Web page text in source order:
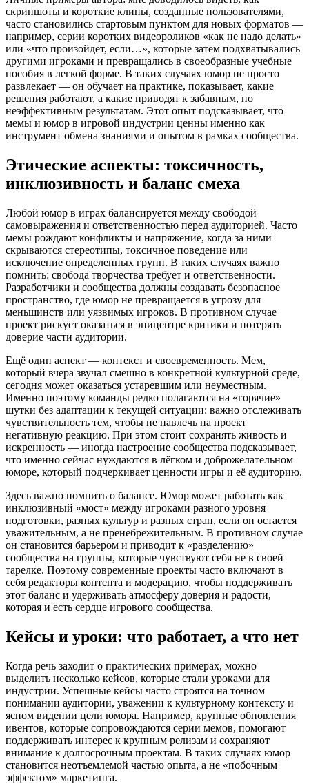
скриншоты и короткие клипы, созданные пользователями,
часто становились стартовым пунктом для новых форматов —
например, серии коротких видеороликов «как не надо делать»
или «что произойдет, если…», которые затем подхватывались
другими игроками и превращались в своеобразные учебные
пособия в легкой форме. В таких случаях юмор не просто
развлекает — он обучает на практике, показывает, какие
решения работают, а какие приводят к забавным, но
неэффективным результатам. Этот опыт подсказывает, что
мемы и юмор в игровой индустрии ценны именно как
инструмент обмена знаниями и опытом в рамках сообщества.
Этические аспекты: токсичность,
инклюзивность и баланс смеха
Любой юмор в играх балансируется между свободой
самовыражения и ответственностью перед аудиторией. Часто
мемы рождают конфликты и напряжение, когда за ними
скрываются стереотипы, токсичное поведение или
исключение определенных групп. В таких случаях важно
помнить: свобода творчества требует и ответственности.
Разработчики и сообщества должны создавать безопасное
пространство, где юмор не превращается в угрозу для
меньшинств или уязвимых игроков. В противном случае
проект рискует оказаться в эпицентре критики и потерять
доверие части аудитории.
Ещё один аспект — контекст и своевременность. Мем,
который вчера звучал смешно в конкретной культурной среде,
сегодня может оказаться устаревшим или неуместным.
Именно поэтому команды редко полагаются на «горячие»
шутки без адаптации к текущей ситуации: важно отслеживать
чувствительность тем, чтобы не навлечь на проект
негативную реакцию. При этом стоит сохранять живость и
искренность — иногда настроение сообщества подсказывает,
что именно сейчас нуждаются в лёгком и доброжелательном
юморе, который подчеркивает ценности игры и её аудиторию.
Здесь важно помнить о балансе. Юмор может работать как
инклюзивный «мост» между игроками разного уровня
подготовки, разных культур и разных стран, если он остается
уважительным, а не пренебрежительным. В противном случае
он становится барьером и приводит к «разделению»
сообщества на группы, которые чувствуют себя не в своей
тарелке. Поэтому современные проекты часто включают в
себя редакторы контента и модерацию, чтобы поддерживать
этот баланс и удерживать атмосферу доверия и радости,
которая и есть сердце игрового сообщества.
Кейсы и уроки: что работает, а что нет
Когда речь заходит о практических примерах, можно
выделить несколько кейсов, которые стали уроками для
индустрии. Успешные кейсы часто строятся на точном
понимании аудитории, уважении к культурному контексту и
ясном видении цели юмора. Например, крупные обновления
ивентов, которые сопровождаются серии мемов, помогают
поддерживать интерес к крупным релизам и сохраняют
внимание к долгосрочным проектам. В таких случаях юмор
становится неотъемлемой частью опыта, а не «побочным
эффектом» маркетинга.